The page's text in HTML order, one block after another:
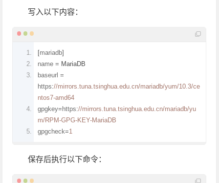
写入以下内容：
[mariadb]
name = MariaDB
baseurl =
https://mirrors.tuna.tsinghua.edu.cn/mariadb/yum/10.3/ce
ntos7-amd64
gpgkey= https://mirrors.tuna.tsinghua.edu.cn/mariadb/yu
m/RPM-GPG-KEY-MariaDB
gpgcheck=1
保存后执行以下命令：